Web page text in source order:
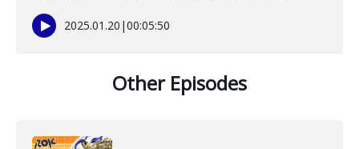
2025.01.20 |00:05:50
Other Episodes